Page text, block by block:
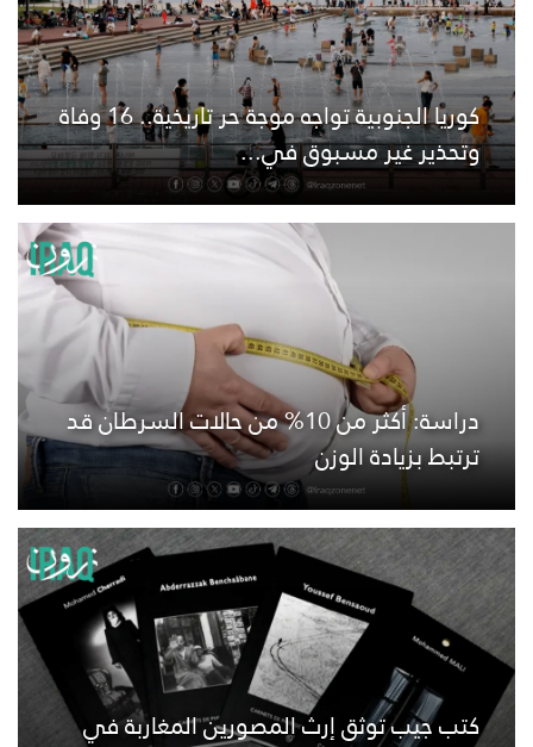
كوريا الجنوبية تواجه موجة حر تاريخية.. 16 وفاة
وتحذير غير مسبوق في...
دراسة: أكثر من 10% من حالات السرطان قد
ترتبط بزيادة الوزن
كتب جيب توثق إرث المصورين المغاربة في